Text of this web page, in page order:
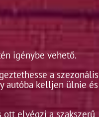
igénybe vehető.
a szezonális
autóba kelljen ülnie és
elvégzi a szakszerű